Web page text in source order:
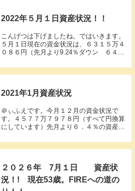
2022年５月１日資産状況！！
こんげつは下げましたね。ではいきます。
５月１日現在の資金状況は、６３１５万４
０８６円（先月より9.24％ダウン ６４２
すからこれくらいに収まっていますが、円
安も考慮して、まぁ、これから１０数％間
2021年1月資産状況
＠ぃふえです。今月１２月の資金状況で
す。４５７７万７９７８円（すべて円換算
にしています）先月より６．４％の資産増
た。今月も波に乗れました。賞与もあった
ので完全に投資ばかりじゃありませんが、
２０２６年 7月１日 資産状
況！! 現在53歳。FIREへの道の